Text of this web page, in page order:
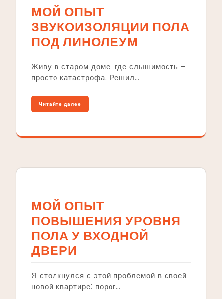
МОЙ ОПЫТ
ЗВУКОИЗОЛЯЦИИ ПОЛА
ПОД ЛИНОЛЕУМ
Живу в старом доме‚ где слышимость –
просто катастрофа. Решил…
Читайте далее
МОЙ ОПЫТ
ПОВЫШЕНИЯ УРОВНЯ
ПОЛА У ВХОДНОЙ
ДВЕРИ
Я столкнулся с этой проблемой в своей
новой квартире⁚ порог…